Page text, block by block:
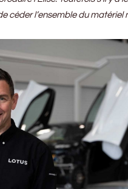
céder l’ensemble du matériel